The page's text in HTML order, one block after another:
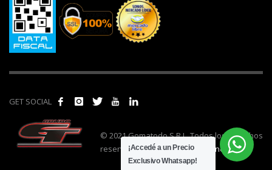
GET SOCIAL
© 2021 Gomatodo S.R.L. Todos los derechos
reservados. | Realizado por
cónclave.
¡Accedé a un Precio
Exclusivo Whatsapp!